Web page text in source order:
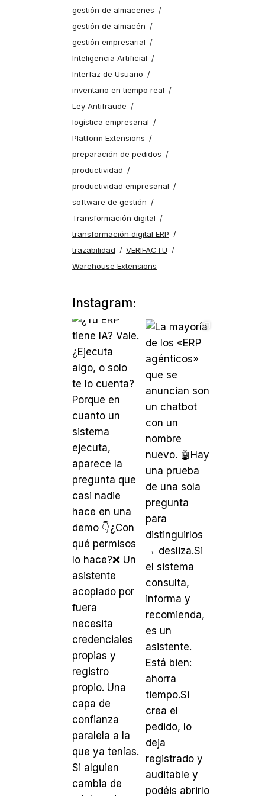
gestión de almacenes
gestión de almacén
gestión empresarial
Inteligencia Artificial
Interfaz de Usuario
inventario en tiempo real
Ley Antifraude
logística empresarial
Platform Extensions
preparación de pedidos
productividad
productividad empresarial
software de gestión
Transformación digital
transformación digital ERP
trazabilidad
VERIFACTU
Warehouse Extensions
Instagram: